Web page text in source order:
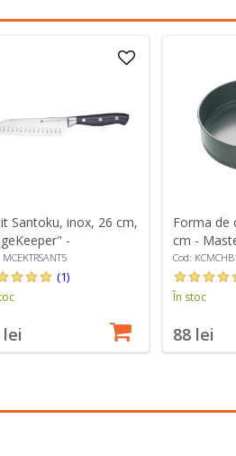
Santoku, inox, 26 cm,
-
(1)
lei
Forma de
cm -
Cod:
În stoc
88 lei